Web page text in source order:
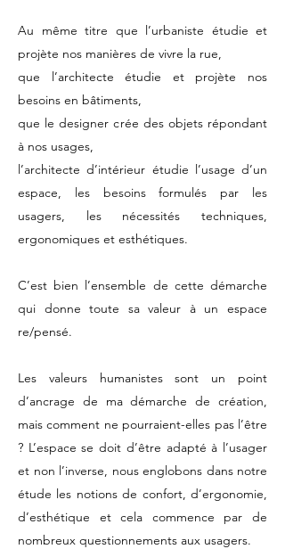
Au même titre que l’urbaniste étudie et
projète nos manières de vivre la rue,
que l’architecte étudie et projète nos
besoins en bâtiments,
que le designer crée des objets répondant
à nos usages,
l’architecte d’intérieur étudie l’usage d’un
espace, les besoins formulés par les
usagers, les nécessités techniques,
ergonomiques et esthétiques.
C’est bien l’ensemble de cette démarche
qui donne toute sa valeur à un espace
re/pensé.
Les valeurs humanistes sont un point
d’ancrage de ma démarche de création,
mais comment ne pourraient-elles pas l’être
? L’espace se doit d’être adapté à l’usager
et non l’inverse, nous englobons dans notre
étude les notions de confort, d’ergonomie,
d’esthétique et cela commence par de
nombreux questionnements aux usagers.